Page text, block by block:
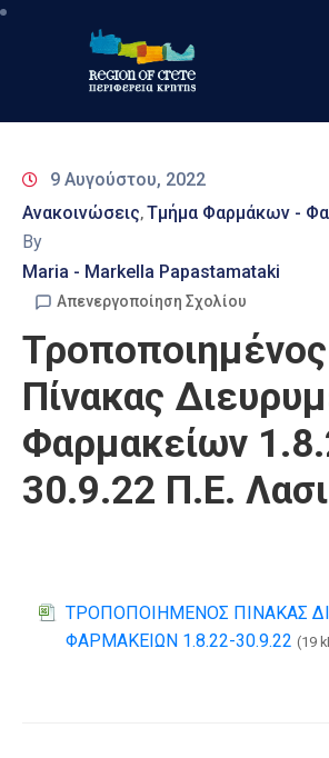
Περιφέρεια
&
Δράσεις
Ψηφιακές
Επικοινωνία
9 Αυγούστου, 2022
Ανακοινώσεις‚Τμήμα Φαρμάκων -
By
Maria - Markella Papastamataki
Απενεργοποίηση Σχολίου
Τροποποιημένος
Πίνακας
Φαρμακείων
30.9.22 Π.Ε.
ΤΡΟΠΟΠΟΙΗΜΕΝΟΣ ΠΙΝΑΚΑΣ
ΦΑΡΜΑΚΕΙΩΝ 1.8.22-30.9.22 (19